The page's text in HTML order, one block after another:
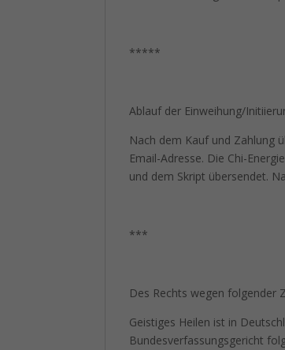
*****
Ablauf der Einweihung/
Nach dem Kauf und Zahlung
Email-Adresse. Die Chi-
und dem Skript übersendet.
***
Des Rechts wegen folgender
Geistiges Heilen ist in
Bundesverfassungsgericht